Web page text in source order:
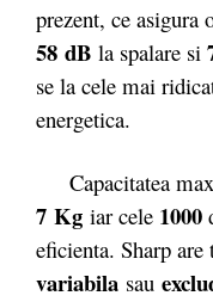
prezent, ce asigura
58 dB la spalare si
se la cele mai
energetica.
Capacitatea
7 Kg iar cele 1000
eficienta. Sharp are
variabila sau